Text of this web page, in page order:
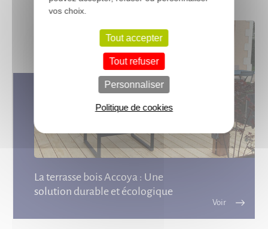
La terrasse bois Accoya : Une
solution durable et écologique
vos choix.
Tout accepter
Tout refuser
Personnaliser
Politique de cookies